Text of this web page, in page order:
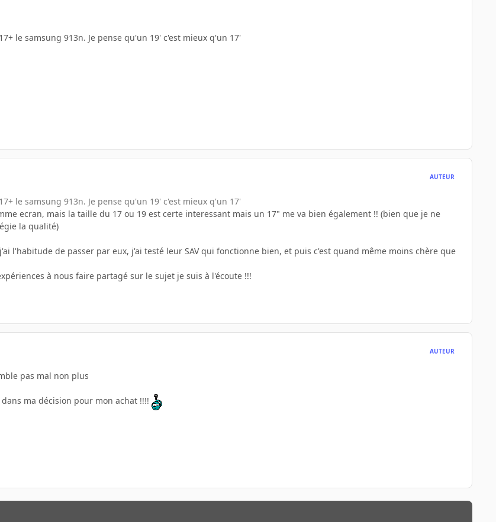
le samsung 913n. Je pense qu'un 19' c'est mieux q'un 17'
AUTEUR
le samsung 913n. Je pense qu'un 19' c'est mieux q'un 17'
ecran, mais la taille du 17 ou 19 est certe interessant mais un 17" me va bien également !! (bien que je ne
la qualité)
l'habitude de passer par eux, j'ai testé leur SAV qui fonctionne bien, et puis c'est quand même moins chère que
à nous faire partagé sur le sujet je suis à l'écoute !!!
AUTEUR
pas mal non plus
ma décision pour mon achat !!!!